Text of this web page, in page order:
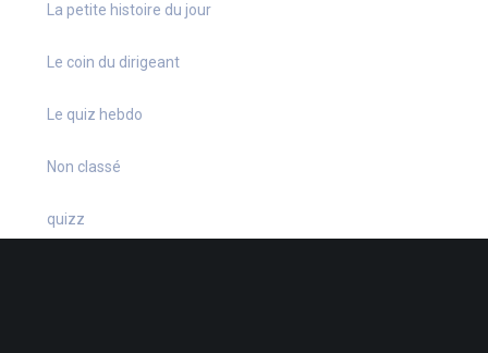
La petite histoire du jour
Le coin du dirigeant
Le quiz hebdo
Non classé
quizz